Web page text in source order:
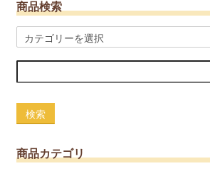
商品検索
検索
商品カテゴリ